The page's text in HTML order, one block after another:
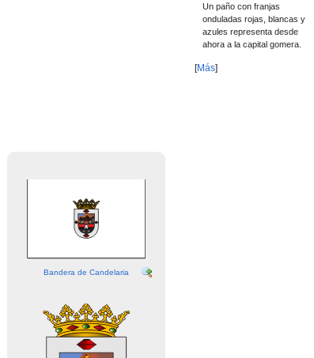
Bandera de Candelaria
Un paño con franjas
onduladas rojas, blancas y
azules representa desde
ahora a la capital gomera.
[Más]